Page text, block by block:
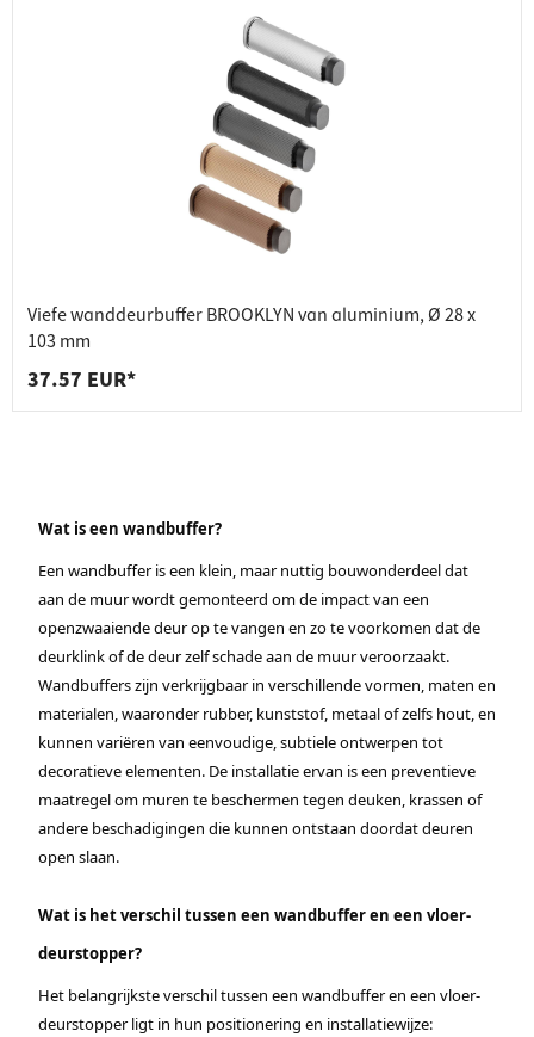
Viefe wanddeurbuffer BROOKLYN van aluminium, Ø 28 x
103 mm
37.57 EUR*
Wat is een wandbuffer?
Een wandbuffer is een klein, maar nuttig bouwonderdeel dat
aan de muur wordt gemonteerd om de impact van een
openzwaaiende deur op te vangen en zo te voorkomen dat de
deurklink of de deur zelf schade aan de muur veroorzaakt.
Wandbuffers zijn verkrijgbaar in verschillende vormen, maten en
materialen, waaronder rubber, kunststof, metaal of zelfs hout, en
kunnen variëren van eenvoudige, subtiele ontwerpen tot
decoratieve elementen. De installatie ervan is een preventieve
maatregel om muren te beschermen tegen deuken, krassen of
andere beschadigingen die kunnen ontstaan doordat deuren
open slaan.
Wat is het verschil tussen een wandbuffer en een vloer-
deurstopper?
Het belangrijkste verschil tussen een wandbuffer en een vloer-
deurstopper ligt in hun positionering en installatiewijze: